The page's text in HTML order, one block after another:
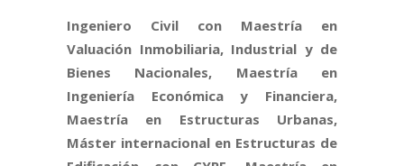
Ingeniero Civil con Maestría en
Valuación Inmobiliaria, Industrial y de
Bienes Nacionales, Maestría en
Ingeniería Económica y Financiera,
Maestría en Estructuras Urbanas,
Máster internacional en Estructuras de